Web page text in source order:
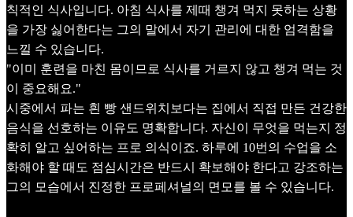
칙적인 식사입니다. 아침 식사를 제때 챙겨 먹지 못하는 상황
을 가장 싫어한다는 그의 말에서 자기 관리에 대한 엄격함을
느낄 수 있습니다.
"이미 훈련을 마친 몸이므로 식사를 거르지 않고 챙겨 먹는 것
이 중요해요."
시중에서 파는 흰 빵 샌드위치보다는 집에서 직접 만든 건강한
음식을 선호하는 이유도 명확합니다. 자신이 무엇을 먹는지 정
확히 알고 싶어하는 프로 의식이죠. 하루에 10번의 수업을 소
화해야 할 때도 점심시간은 반드시 확보해야 한다고 강조하는
그의 모습에서 진정한 프로페셔널의 면모를 볼 수 있습니다.